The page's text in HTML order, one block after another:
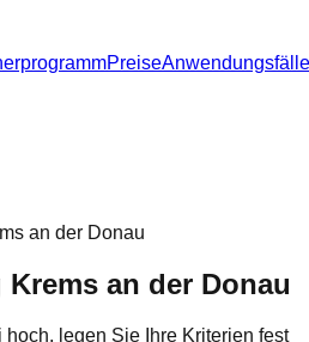
PreiseAnwendungsfälle
an der Donau
an der Donau
hoch, legen Sie Ihre Kriterien fest